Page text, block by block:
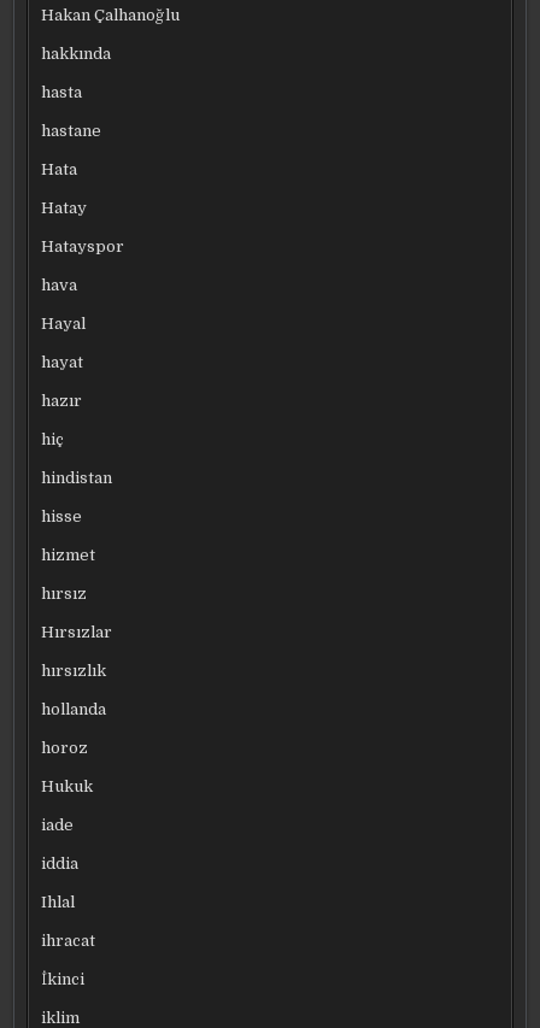
Hakan Çalhanoğlu
hakkında
hasta
hastane
Hata
Hatay
Hatayspor
hava
Hayal
hayat
hazır
hiç
hindistan
hisse
hizmet
hırsız
Hırsızlar
hırsızlık
hollanda
horoz
Hukuk
iade
iddia
Ihlal
ihracat
İkinci
iklim